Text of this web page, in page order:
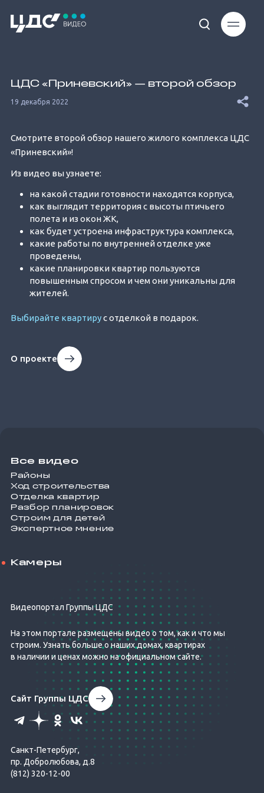
11.64%
ЦДС «Приневский» — второй обзор
19 декабря 2022
Смотрите второй обзор нашего жилого комплекса ЦДС
«Приневский»!
Из видео вы узнаете:
на какой стадии готовности находятся корпуса,
как выглядит территория с высоты птичьего
полета и из окон ЖК,
как будет устроена инфраструктура комплекса,
какие работы по внутренней отделке уже
проведены,
какие планировки квартир пользуются
повышенным спросом и чем они уникальны для
жителей.
Выбирайте квартирус отделкой в подарок.
О проекте
Все видео
Районы
Ход строительства
Отделка квартир
Разбор планировок
Строим для детей
Экспертное мнение
Камеры
Видеопортал Группы ЦДС
На этом портале размещены видео о том, как и что мы
строим. Узнать больше о наших домах, квартирах
в наличии и ценах можно на официальном сайте.
Сайт Группы ЦДС
Санкт-Петербург,
пр. Добролюбова, д.8
(812) 320-12-00